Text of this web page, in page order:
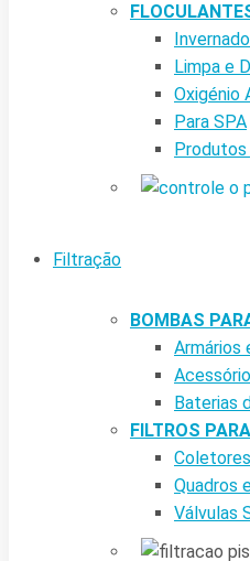
Limpa e
Oxigénio
Para SPA
Filtração
BOMBAS
Armários
Baterias
FILTROS
Quadros
Válvulas